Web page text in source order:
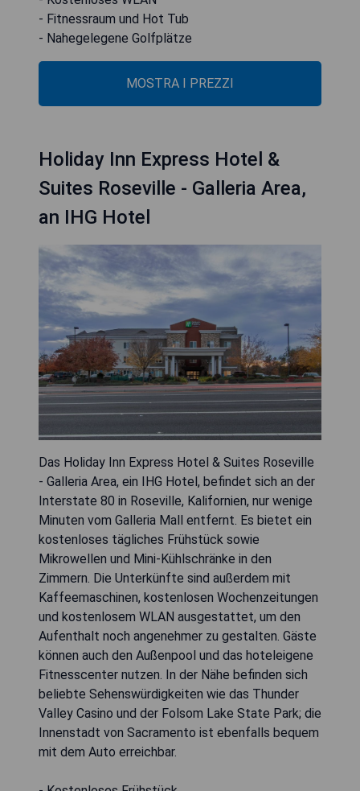
- Fitnessraum und Hot Tub
- Nahegelegene Golfplätze
MOSTRA I PREZZI
Holiday Inn Express Hotel &
Suites Roseville - Galleria Area,
an IHG Hotel
Das Holiday Inn Express Hotel & Suites Roseville
- Galleria Area, ein IHG Hotel, befindet sich an der
Interstate 80 in Roseville, Kalifornien, nur wenige
Minuten vom Galleria Mall entfernt. Es bietet ein
kostenloses tägliches Frühstück sowie
Mikrowellen und Mini-Kühlschränke in den
Zimmern. Die Unterkünfte sind außerdem mit
Kaffeemaschinen, kostenlosen Wochenzeitungen
und kostenlosem WLAN ausgestattet, um den
Aufenthalt noch angenehmer zu gestalten. Gäste
können auch den Außenpool und das hoteleigene
Fitnesscenter nutzen. In der Nähe befinden sich
beliebte Sehenswürdigkeiten wie das Thunder
Valley Casino und der Folsom Lake State Park; die
Innenstadt von Sacramento ist ebenfalls bequem
mit dem Auto erreichbar.